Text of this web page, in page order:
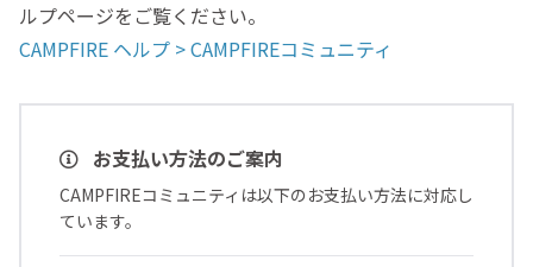
ルプページをご覧ください。
CAMPFIRE ヘルプ > CAMPFIREコミュニティ
お支払い方法のご案内
CAMPFIREコミュニティは以下のお支払い方法に対応し
ています。